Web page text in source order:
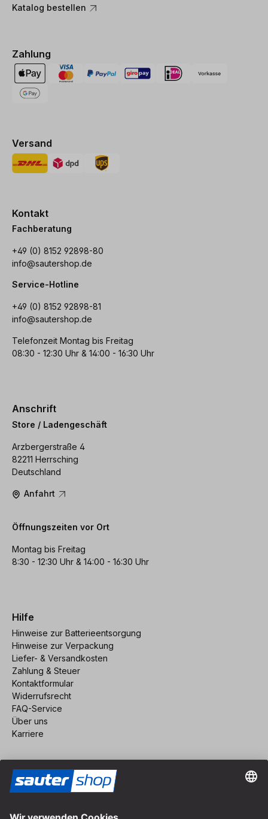
Katalog bestellen
Zahlung
Versand
Kontakt
Fachberatung
+49 (0) 8152 92898-80
info@sautershop.de
Service-Hotline
+49 (0) 8152 92898-81
info@sautershop.de
Telefonzeit Montag bis Freitag
08:30 - 12:30 Uhr & 14:00 - 16:30 Uhr
Anschrift
Store / Ladengeschäft
Arzbergerstraße 4
82211 Herrsching
Deutschland
Anfahrt
Öffnungszeiten vor Ort
Montag bis Freitag
8:30 - 12:30 Uhr & 14:00 - 16:30 Uhr
Hilfe
Hinweise zur Batterieentsorgung
Hinweise zur Verpackung
Liefer- & Versandkosten
Zahlung & Steuer
Kontaktformular
Widerrufsrecht
FAQ-Service
Über uns
Karriere